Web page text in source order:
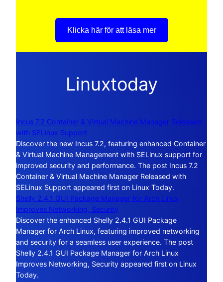
Klicka här för att läsa mer
Linuxtoday
Incus 7.2 Container & Virtual Machine Manager Released
with SELinux Support
Discover the new Incus 7.2, featuring enhanced Container
& Virtual Machine Management with SELinux support for
improved security and performance. The post Incus 7.2
Container & Virtual Machine Manager Released with
SELinux Support appeared first on Linux Today.
Shelly 2.4.1 GUI Package Manager for Arch Linux
Improves Networking, Security
Discover the enhanced Shelly 2.4.1 GUI Package
Manager for Arch Linux, featuring improved networking
and security for a seamless user experience. The post
Shelly 2.4.1 GUI Package Manager for Arch Linux
Improves Networking, Security appeared first on Linux
Today.